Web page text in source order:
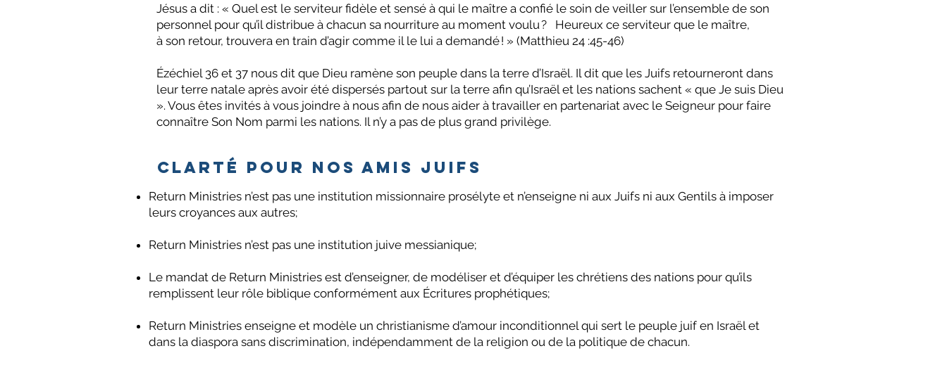
Jésus a dit : « Quel est le serviteur fidèle et sensé à qui le maître a confié le soin de veiller sur l’ensemble de son
personnel pour qu’il distribue à chacun sa nourriture au moment voulu ? Heureux ce serviteur que le maître,
à son retour, trouvera en train d’agir comme il le lui a demandé ! » (Matthieu 24 :45-46)
Ézéchiel 36 et 37 nous dit que Dieu ramène son peuple dans la terre d’Israël. Il dit que les Juifs retourneront dans
leur terre natale après avoir été dispersés partout sur la terre afin qu’Israël et les nations sachent « que Je suis Dieu
». Vous êtes invités à vous joindre à nous afin de nous aider à travailler en partenariat avec le Seigneur pour faire
connaître Son Nom parmi les nations. Il n’y a pas de plus grand privilège.
Clarté pour nos amis Juifs
Return Ministries n’est pas une institution missionnaire prosélyte et n’enseigne ni aux Juifs ni aux Gentils à imposer
leurs croyances aux autres;
Return Ministries n’est pas une institution juive messianique;
Le mandat de Return Ministries est d’enseigner, de modéliser et d’équiper les chrétiens des nations pour qu’ils
remplissent leur rôle biblique conformément aux Écritures prophétiques;
Return Ministries enseigne et modèle un christianisme d’amour inconditionnel qui sert le peuple juif en Israël et
dans la diaspora sans discrimination, indépendamment de la religion ou de la politique de chacun.